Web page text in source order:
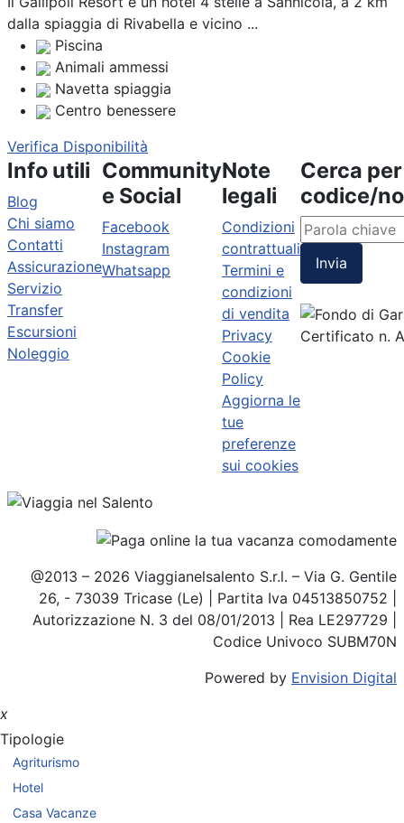
dalla spiaggia di Rivabella e vicino ...
Piscina
Animali ammessi
Navetta spiaggia
Centro benessere
Verifica Disponibilità
Info utili
Blog
Chi siamo
Contatti
Assicurazione
Servizio
Transfer
Escursioni
Noleggio
Community
e Social
Facebook
Instagram
Whatsapp
Note
legali
Condizioni
contrattuali
Termini e
condizioni
di vendita
Privacy
Cookie
Policy
Aggiorna le
tue
preferenze
sui cookies
Cerca per
codice/
Invia
Certificato n.
@2013 – 2026 Viaggianelsalento S.r.l. – Via G. Gentile
26, - 73039 Tricase (Le) | Partita Iva 04513850752 |
Autorizzazione N. 3 del 08/01/2013 | Rea LE297729 |
Codice Univoco SUBM70N
Powered by Envision Digital
x
Tipologie
Agriturismo
Hotel
Casa Vacanze